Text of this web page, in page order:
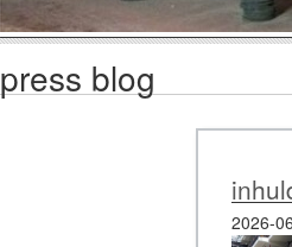
press blog
2026-